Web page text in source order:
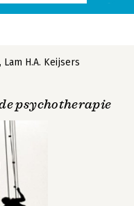
, Lam H.A. Keijsers
psychotherapie